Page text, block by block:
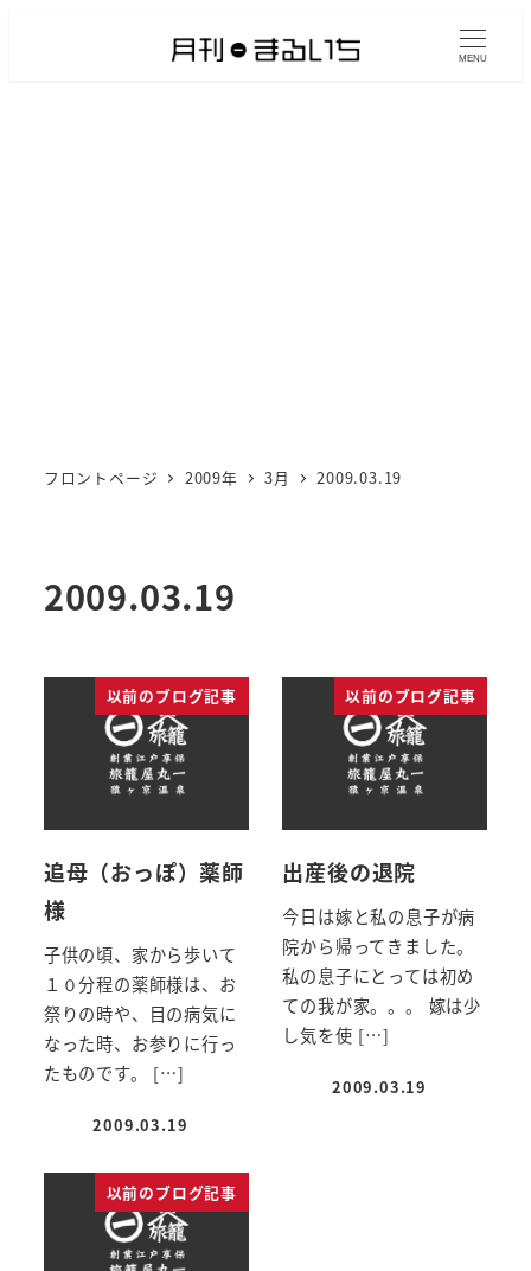
MENU
フロントページ 2009年 3月 2009.03.19
2009.03.19
以前のブログ記事
追母（おっぽ）薬師
様
子供の頃、家から歩いて
１０分程の薬師様は、お
祭りの時や、目の病気に
なった時、お参りに行っ
たものです。 […]
投稿日
2009.03.19
以前のブログ記事
出産後の退院
今日は嫁と私の息子が病
院から帰ってきました。
私の息子にとっては初め
ての我が家。。。 嫁は少
し気を使 […]
投稿日
2009.03.19
以前のブログ記事